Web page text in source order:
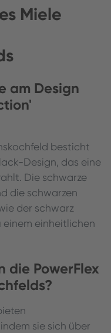
Miele
am Design
besticht
Design, das eine
Die schwarze
die schwarzen
der schwarz
einheitlichen
die PowerFlex
sie sich über